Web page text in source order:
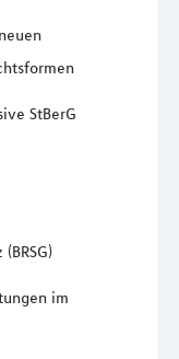
StBerG
im